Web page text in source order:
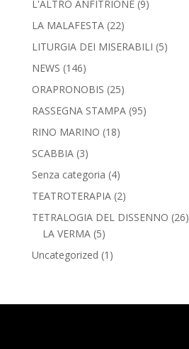
L'ALTRO ANFITRIONE(9)
LA MALAFESTA(22)
LITURGIA DEI MISERABILI (5)
NEWS (146)
ORAPRONOBIS (25)
RASSEGNA STAMPA(95)
RINO MARINO (18)
SCABBIA(3)
Senza categoria (4)
TEATROTERAPIA(2)
TETRALOGIA DEL DISSENNO (26)
LA VERMA(5)
Uncategorized (1)